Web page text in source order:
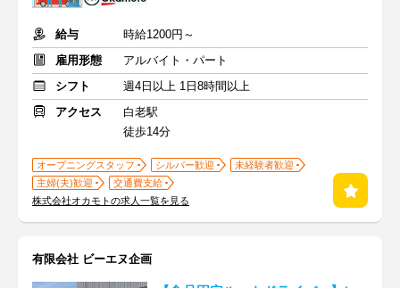
給与
時給1200円～
雇用形態
アルバイト・パート
シフト
週4日以上 1日8時間以上
アクセス
白老駅
徒歩14分
オープニングスタッフ シルバー歓迎
未経験者歓迎
主婦(夫)歓迎
交通費支給
株式会社オカモトの求人一覧を見る
有限会社 ビーエヌ企画